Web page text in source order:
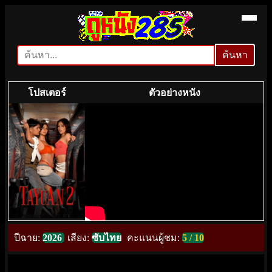
ค้นหา
ค้นหา
โปสเตอร์ ตัวอย่างหนัง
ปีฉาย: 2026 เสียง: ซับไทย คะแนนผู้ชม: 5 / 10